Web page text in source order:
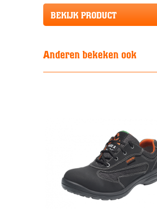
BEKIJK PRODUCT
Anderen bekeken ook